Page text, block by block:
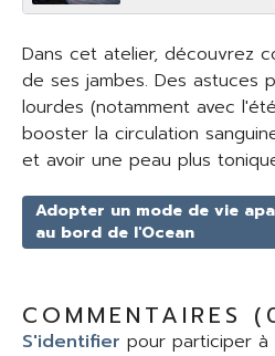
Dans cet atelier, découvrez
de ses jambes. Des astuces
lourdes (notamment avec
booster la circulation
et avoir une peau plus
Adopter un mode de vie
au bord de l'Ocean
COMMENTAIRES (
S'identifier pour participer à